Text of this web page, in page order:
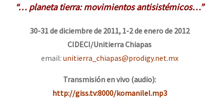
“… planeta tierra: movimientos antisistémicos…”
30-31 de diciembre de 2011, 1-2 de enero de 2012
CIDECI/Unitierra Chiapas
email: unitierra_chiapas@prodigy.net.mx
Transmisión en vivo (audio):
http://giss.tv:8000/komanilel.mp3